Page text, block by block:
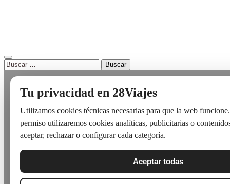
Buscar:
Tu privacidad en 28Viajes
Utilizamos cookies técnicas necesarias para que la web
permiso utilizaremos cookies analíticas, publicitarias o
aceptar, rechazar o configurar cada categoría.
Aceptar todas